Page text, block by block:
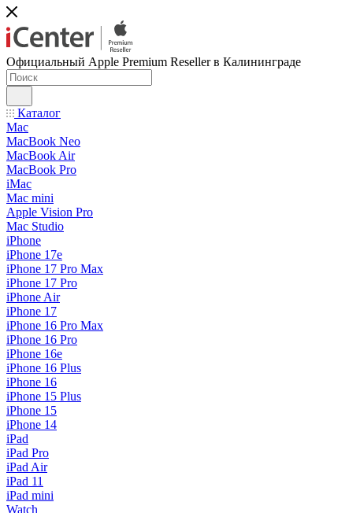
Официальный Apple Premium Reseller в Калининграде
Каталог
Mac
MacBook Neo
MacBook Air
MacBook Pro
iMac
Mac mini
Apple Vision Pro
Mac Studio
iPhone
iPhone 17e
iPhone 17 Pro Max
iPhone 17 Pro
iPhone Air
iPhone 17
iPhone 16 Pro Max
iPhone 16 Pro
iPhone 16e
iPhone 16 Plus
iPhone 16
iPhone 15 Plus
iPhone 15
iPhone 14
iPad
iPad Pro
iPad Air
iPad 11
iPad mini
Watch